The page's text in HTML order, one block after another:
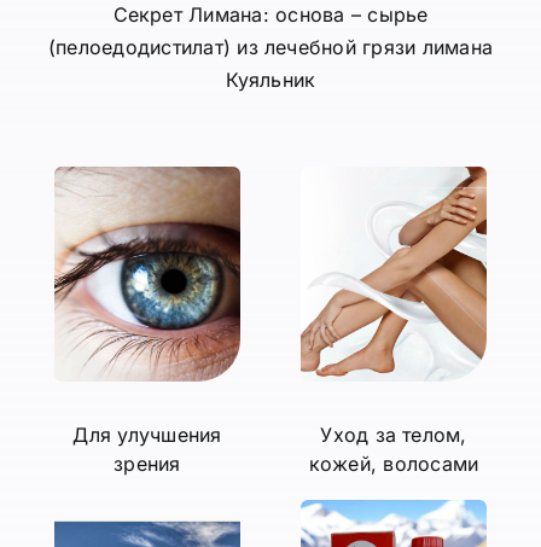
Секрет Лимана: основа – сырье
(пелоедодистилат) из лечебной грязи лимана
Куяльник
Для улучшения
зрения
Уход за телом,
кожей, волосами